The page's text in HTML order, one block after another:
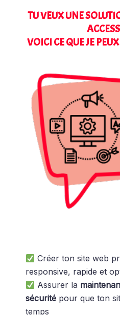
TU VEUX UNE
VOICI CE QUE JE
Créer ton site web
responsive, rapide et
Assurer la
sécurité pour que ton
temps